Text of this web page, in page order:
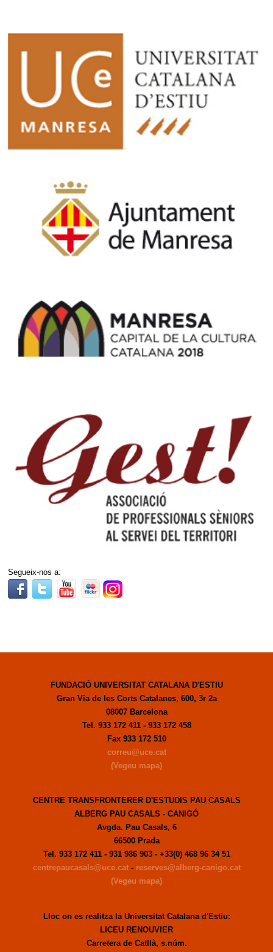
Segueix-nos a:
FUNDACIÓ UNIVERSITAT CATALANA D'ESTIU
Gran Via de les Corts Catalanes, 600, 3r 2a
08007 Barcelona
Tel. 933 172 411 - 933 172 458
Fax 933 172 510
correu@uce.cat
(Vegeu mapa)
CENTRE TRANSFRONTERER D'ESTUDIS PAU CASALS
ALBERG PAU CASALS - CANIGÓ
Avgda. Pau Casals, 6
66500 Prada
Tel. 933 172 411 - 931 986 903 - +33(0) 468 96 34 51
centrepaucasals@uce.cat- reserves@alberg-canigo.cat
(Vegeu mapa)
Lloc on es realitza la Universitat Catalana d'Estiu:
LICEU RENOUVIER
Carretera de Catllà, s.núm.